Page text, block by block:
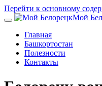
Перейти к основному
Мой
Главная
Башкортостан
Полезности
Контакты